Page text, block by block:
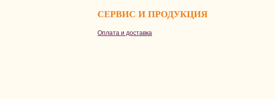
СЕРВИС И ПРОДУКЦИЯ
Оплата и доставка